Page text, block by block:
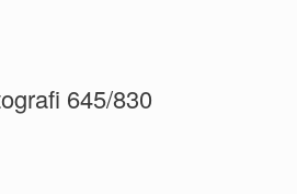
645/830